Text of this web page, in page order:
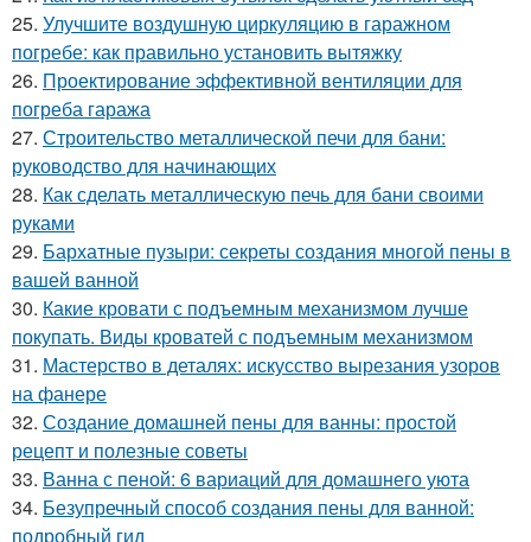
25. Улучшите воздушную циркуляцию в гаражном
погребе: как правильно установить вытяжку
26. Проектирование эффективной вентиляции для
погреба гаража
27. Строительство металлической печи для бани:
руководство для начинающих
28. Как сделать металлическую печь для бани своими
руками
29. Бархатные пузыри: секреты создания многой пены в
вашей ванной
30. Какие кровати с подъемным механизмом лучше
покупать. Виды кроватей с подъемным механизмом
31. Мастерство в деталях: искусство вырезания узоров
на фанере
32. Создание домашней пены для ванны: простой
рецепт и полезные советы
33. Ванна с пеной: 6 вариаций для домашнего уюта
34. Безупречный способ создания пены для ванной:
подробный гид